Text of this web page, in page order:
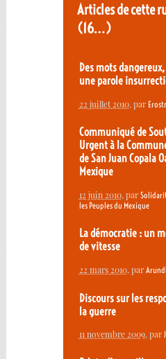
Articles de cette
(16…)
Des mots
une parole
22 juillet 2010, par
Communiqué de
Urgent à la
de San Juan Copala
Mexique
12 juin 2010, par
les Peuples du Mexique
La démocratie : un
de vitesse
22 mars 2010, par
Discours sur les
la guerre
11 novembre 2009, par